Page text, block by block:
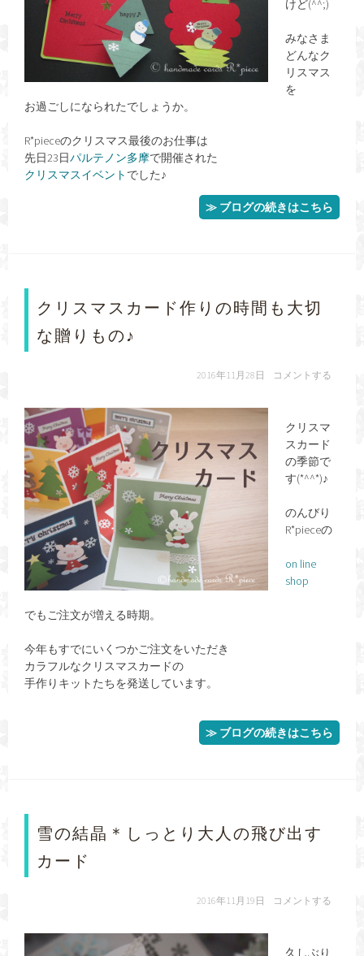
けど(^^;)
みなさま
どんなク
リスマス
を
お過ごしになられたでしょうか。
R*pieceのクリスマス最後のお仕事は
先日23日パルテノン多摩で開催された
クリスマスイベント でした♪
≫ ブログの続きはこちら
クリスマスカード作りの時間も大切
な贈りもの♪
2016年11月28日 コメントする
クリスマ
スカード
の季節で
す(*^^*)♪
のんびり
R*pieceの
on line
shop
でもご注文が増える時期。
今年もすでにいくつかご注文をいただき
カラフルなクリスマスカードの
手作りキットたちを発送しています。
≫ ブログの続きはこちら
雪の結晶＊しっとり大人の飛び出す
カード
2016年11月19日 コメントする
久しぶり